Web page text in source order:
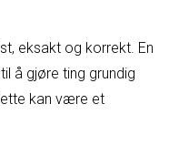
eksakt og korrekt. En
å gjøre ting grundig
kan være et